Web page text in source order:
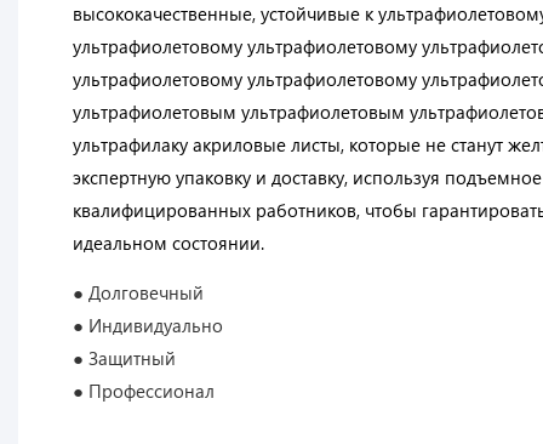
высококачественные, устойчивые к
ультрафиолетовому ультрафиолетовому
ультрафиолетовому ультрафиолетовому
ультрафиолетовым ультрафиолетовым
ультрафилаку акриловые листы, которые не станут
экспертную упаковку и доставку, используя
квалифицированных работников, чтобы
идеальном состоянии.
● Долговечный
● Индивидуально
● Защитный
● Профессионал